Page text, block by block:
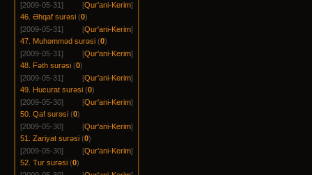
[2009-05-31]
[Qur'ani-Kerim]
46. Əhqaf surəsi (0)
[2009-05-31]
[Qur'ani-Kerim]
47. Muhəmməd surəsi (0)
[2009-05-31]
[Qur'ani-Kerim]
48. Fəth surəsi (0)
[2009-05-31]
[Qur'ani-Kerim]
49. Hucurat surəsi (0)
[2009-05-30]
[Qur'ani-Kerim]
50. Qaf surəsi (0)
[2009-05-30]
[Qur'ani-Kerim]
51. Zariyat surəsi (0)
[2009-05-30]
[Qur'ani-Kerim]
52. Tur surəsi (0)